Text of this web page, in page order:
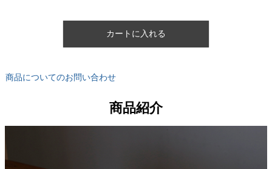
カートに入れる
商品についてのお問い合わせ
商品紹介